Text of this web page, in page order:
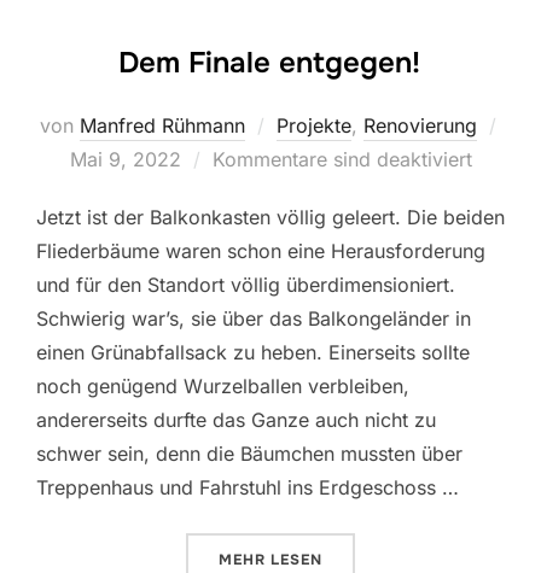
Dem Finale entgegen!
von Manfred Rühmann Projekte, Renovierung
Mai 9, 2022 Kommentare sind deaktiviert
Jetzt ist der Balkonkasten völlig geleert. Die beiden
Fliederbäume waren schon eine Herausforderung
und für den Standort völlig überdimensioniert.
Schwierig war’s, sie über das Balkongeländer in
einen Grünabfallsack zu heben. Einerseits sollte
noch genügend Wurzelballen verbleiben,
andererseits durfte das Ganze auch nicht zu
schwer sein, denn die Bäumchen mussten über
Treppenhaus und Fahrstuhl ins Erdgeschoss …
MEHR ÜBER „DEM FINALE ENTGEGEN!“
LESEN